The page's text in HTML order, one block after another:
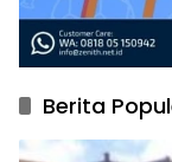
Berita